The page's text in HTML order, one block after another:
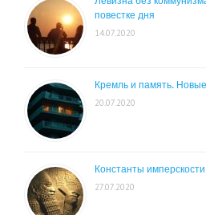
повестке дня
14.07.2020
Кремль и память.
20.07.2020
Константы
27.07.2020